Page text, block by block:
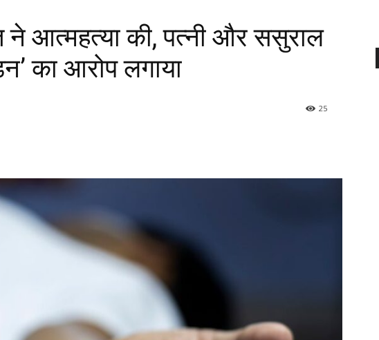
ने आत्महत्या की, पत्नी और ससुराल
का आरोप लगाया
25